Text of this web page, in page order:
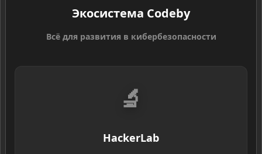
Экосистема Codeby
Всё для развития в кибербезопасности
🔬
HackerLab